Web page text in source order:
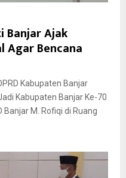
Banjar Ajak
Agar Bencana
Kabupaten Banjar
Kabupaten Banjar Ke-70
Banjar M. Rofiqi di Ruang